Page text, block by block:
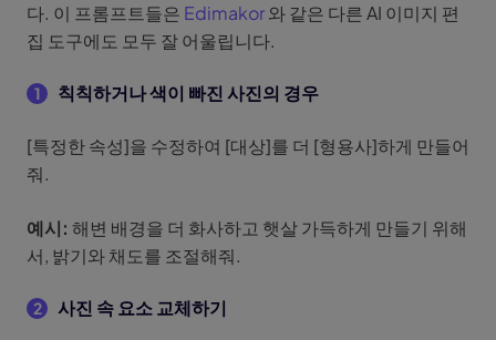
다. 이 프롬프트들은 Edimakor와 같은 다른 AI 이미지 편
집 도구에도 모두 잘 어울립니다.
1 칙칙하거나 색이 빠진 사진의 경우
[특정한 속성]을 수정하여 [대상]를 더 [형용사]하게 만들어
줘.
예시: 해변 배경을 더 화사하고 햇살 가득하게 만들기 위해
서, 밝기와 채도를 조절해줘.
2 사진 속 요소 교체하기